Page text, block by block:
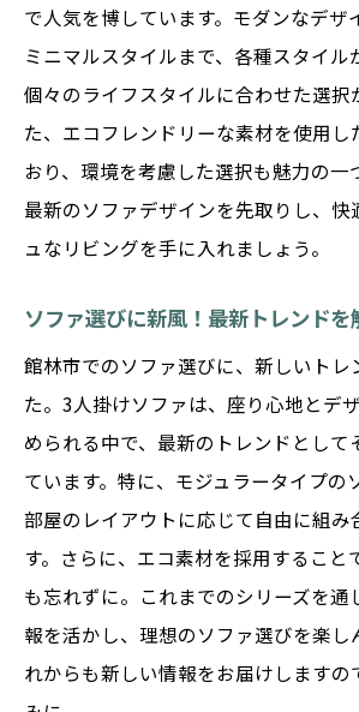
で人気を博しています。モダンなデザ
ミニマルスタイルまで、各種スタイル
個々のライフスタイルに合わせた選択
た、エコフレンドリーな素材を使用し
おり、環境を考慮した選択も魅力の一
最新のソファデザインを先取りし、快
ュなリビングを手に入れましょう。
ソファ選びに新風！最新トレンドを
館林市でのソファ選びに、新しいトレ
た。3人掛けソファは、座り心地とデ
められる中で、最新のトレンドとして
ています。特に、モジュラータイプの
部屋のレイアウトに応じて自由に組み
す。さらに、エコ素材を採用すること
も忘れずに。これまでのシリーズを通
報を活かし、理想のソファ選びを楽し
れからも新しい情報をお届けしますの